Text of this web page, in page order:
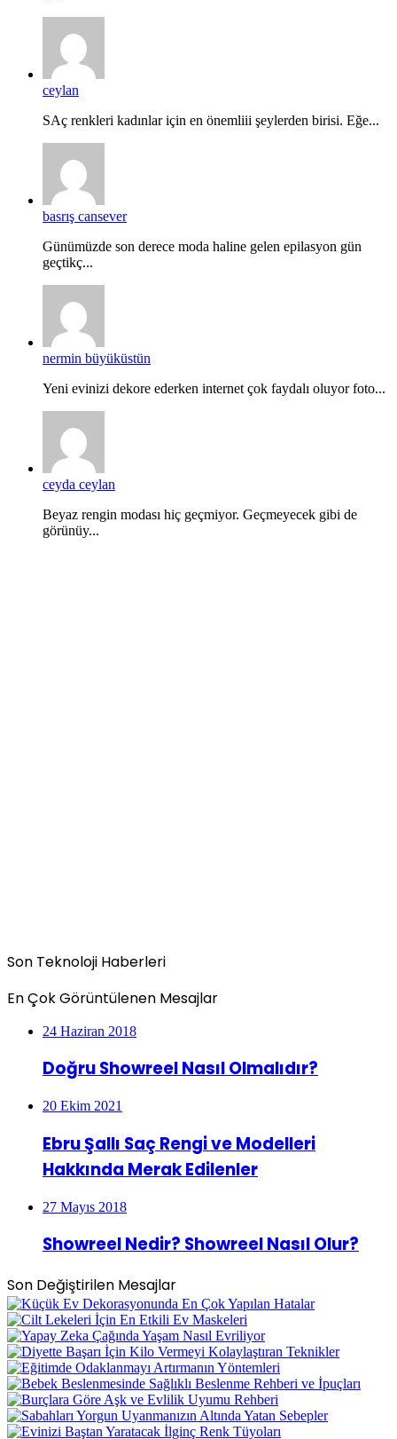
ceylan
SAç renkleri kadınlar için en önemliii şeylerden birisi. Eğe...
basrış cansever
Günümüzde son derece moda haline gelen epilasyon gün
geçtikç...
nermin büyüküstün
Yeni evinizi dekore ederken internet çok faydalı oluyor foto...
ceyda ceylan
Beyaz rengin modası hiç geçmiyor. Geçmeyecek gibi de
görünüy...
Son Teknoloji Haberleri
En Çok Görüntülenen Mesajlar
24 Haziran 2018
Doğru Showreel Nasıl Olmalıdır?
20 Ekim 2021
Ebru Şallı Saç Rengi ve Modelleri
Hakkında Merak Edilenler
27 Mayıs 2018
Showreel Nedir? Showreel Nasıl Olur?
Son Değiştirilen Mesajlar